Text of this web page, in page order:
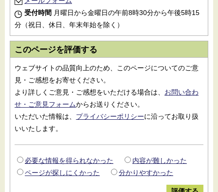
受付時間 月曜日から金曜日の午前8時30分から午後5時15
分（祝日、休日、年末年始を除く）
このページを評価する
ウェブサイトの品質向上のため、このページについてのご意
見・ご感想をお寄せください。
より詳しくご意見・ご感想をいただける場合は、 お問い合わ
せ・ご意見フォームからお送りください。
いただいた情報は、 プライバシーポリシーに沿ってお取り扱
いいたします。
必要な情報を得られなかった
内容が難しかった
ページが探しにくかった
分かりやすかった